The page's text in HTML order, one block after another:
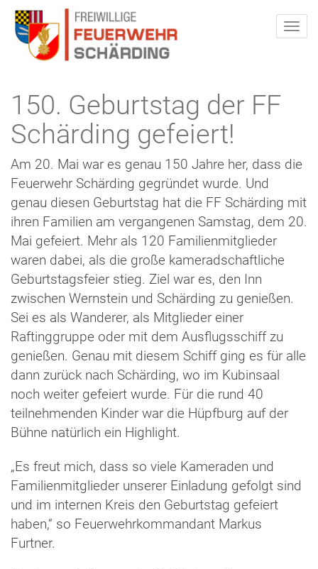
150. Geburtstag der FF
Schärding gefeiert!
Am 20. Mai war es genau 150 Jahre her, dass die
Feuerwehr Schärding gegründet wurde. Und
genau diesen Geburtstag hat die FF Schärding mit
ihren Familien am vergangenen Samstag, dem 20.
Mai gefeiert. Mehr als 120 Familienmitglieder
waren dabei, als die große kameradschaftliche
Geburtstagsfeier stieg. Ziel war es, den Inn
zwischen Wernstein und Schärding zu genießen.
Sei es als Wanderer, als Mitglieder einer
Raftinggruppe oder mit dem Ausflugsschiff zu
genießen. Genau mit diesem Schiff ging es für alle
dann zurück nach Schärding, wo im Kubinsaal
noch weiter gefeiert wurde. Für die rund 40
teilnehmenden Kinder war die Hüpfburg auf der
Bühne natürlich ein Highlight.
„Es freut mich, dass so viele Kameraden und
Familienmitglieder unserer Einladung gefolgt sind
und im internen Kreis den Geburtstag gefeiert
haben,“ so Feuerwehrkommandant Markus
Furtner.